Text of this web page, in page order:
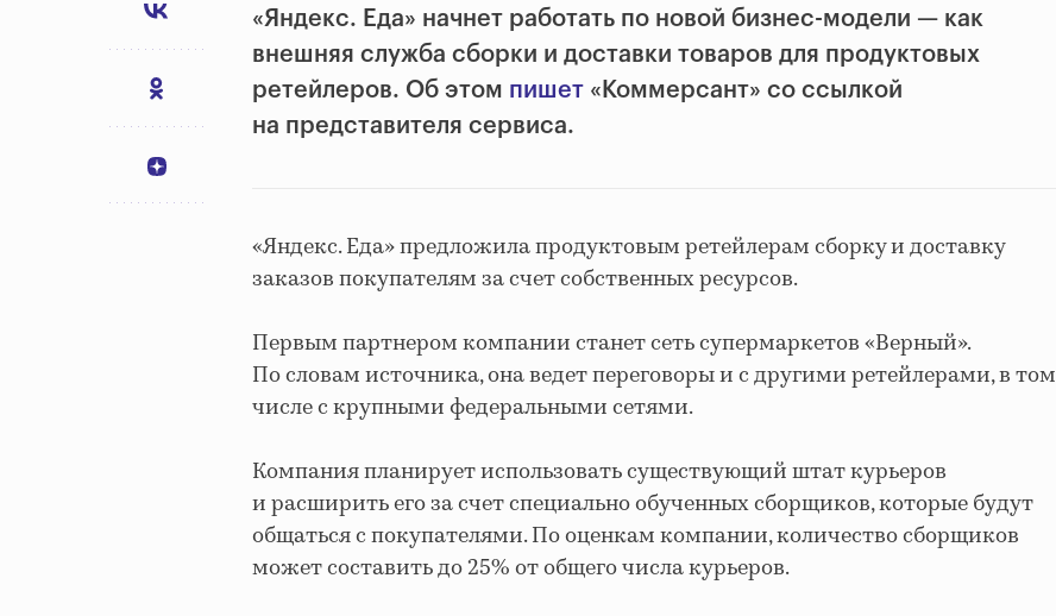
«Яндекс. Еда» начнет работать по новой бизнес-модели — как
внешняя служба сборки и доставки товаров для продуктовых
ретейлеров. Об этом пишет «Коммерсант» со ссылкой
на представителя сервиса.
«Яндекс. Еда» предложила продуктовым ретейлерам сборку и доставку
заказов покупателям за счет собственных ресурсов.
Первым партнером компании станет сеть супермаркетов «Верный».
По словам источника, она ведет переговоры и с другими ретейлерами, в том
числе с крупными федеральными сетями.
Компания планирует использовать существующий штат курьеров
и расширить его за счет специально обученных сборщиков, которые будут
общаться с покупателями. По оценкам компании, количество сборщиков
может составить до 25% от общего числа курьеров.